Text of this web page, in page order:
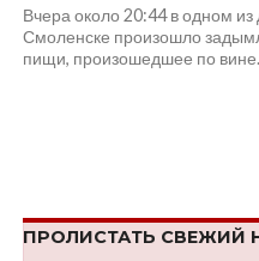
Вчера около 20:44 в одном
Смоленске произошло
пищи, произошедшее по
ПРОЛИСТАТЬ СВЕЖИЙ